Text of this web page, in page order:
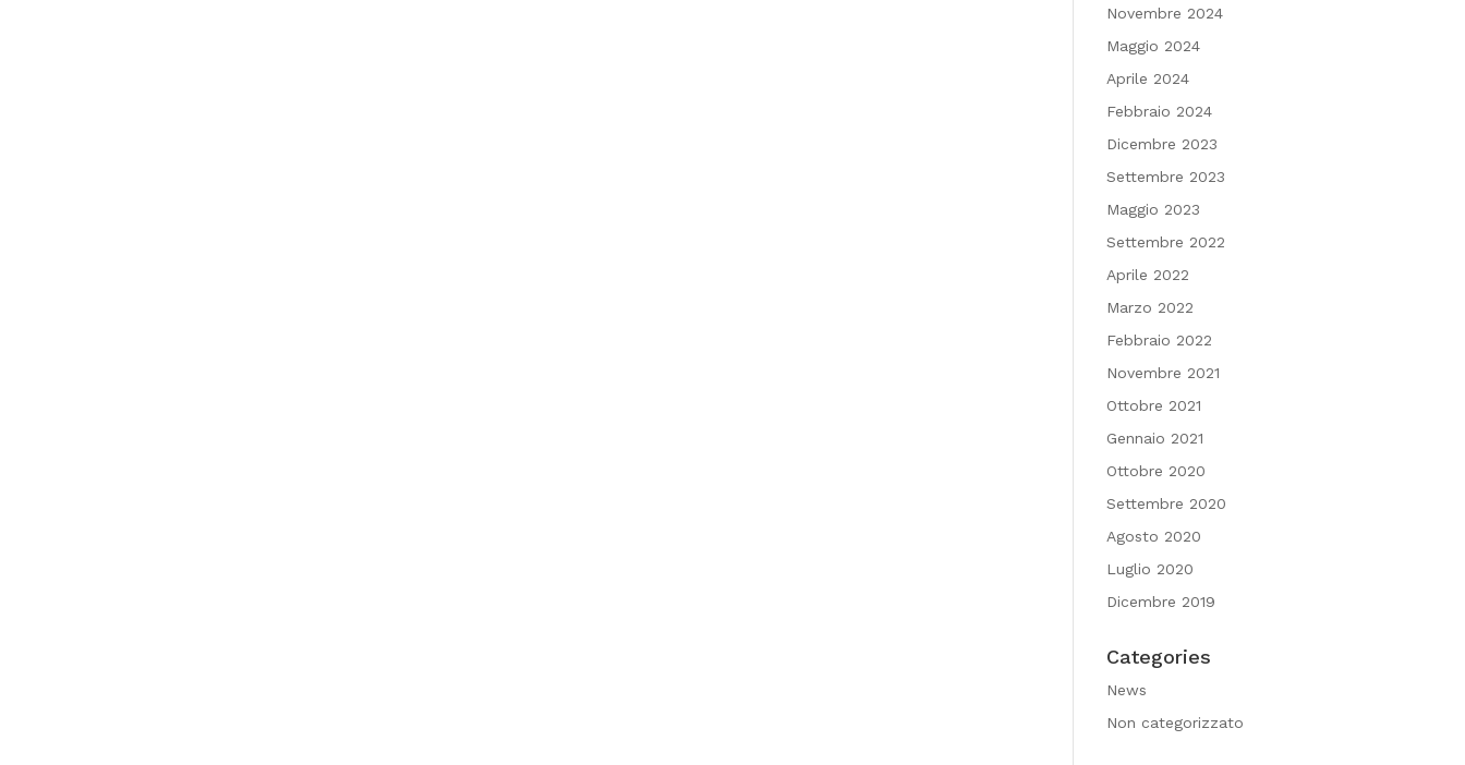
Novembre 2024
Maggio 2024
Aprile 2024
Febbraio 2024
Dicembre 2023
Settembre 2023
Maggio 2023
Settembre 2022
Aprile 2022
Marzo 2022
Febbraio 2022
Novembre 2021
Ottobre 2021
Gennaio 2021
Ottobre 2020
Settembre 2020
Agosto 2020
Luglio 2020
Dicembre 2019
Categories
News
Non categorizzato